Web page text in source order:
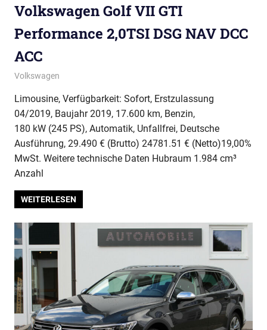
Volkswagen Golf VII GTI
Performance 2,0TSI DSG NAV DCC
ACC
Volkswagen
Limousine, Verfügbarkeit: Sofort, Erstzulassung
04/2019, Baujahr 2019, 17.600 km, Benzin,
180 kW (245 PS), Automatik, Unfallfrei, Deutsche
Ausführung, 29.490 € (Brutto) 24781.51 € (Netto)19,00%
MwSt. Weitere technische Daten Hubraum 1.984 cm³
Anzahl
WEITERLESEN